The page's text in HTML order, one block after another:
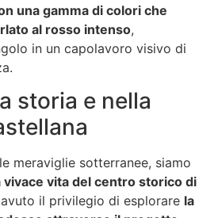
una gamma di colori che
al rosso intenso,
in un capolavoro visivo di
storia e nella
meraviglie sotterranee, siamo
vivace vita del centro storico di
il privilegio di esplorare la